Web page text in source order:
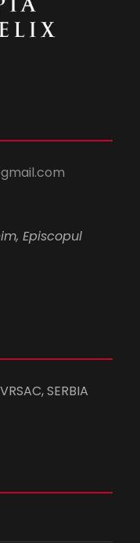
Episcopul
SERBIA